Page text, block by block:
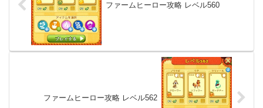
ファームヒーロー攻略 レベル560
ファームヒーロー攻略 レベル562